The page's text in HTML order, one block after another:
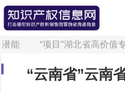
“项目”湖北省高价值专利
“云南省”云南